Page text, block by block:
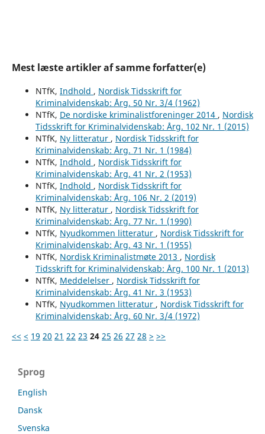
Mest læste artikler af samme forfatter(e)
NTfK, Indhold , Nordisk Tidsskrift for
Kriminalvidenskab: Årg. 50 Nr. 3/4 (1962)
NTfK, De nordiske kriminalistforeninger 2014 , Nordisk
Tidsskrift for Kriminalvidenskab: Årg. 102 Nr. 1 (2015)
NTfK, Ny litteratur , Nordisk Tidsskrift for
Kriminalvidenskab: Årg. 71 Nr. 1 (1984)
NTfK, Indhold , Nordisk Tidsskrift for
Kriminalvidenskab: Årg. 41 Nr. 2 (1953)
NTfK, Indhold , Nordisk Tidsskrift for
Kriminalvidenskab: Årg. 106 Nr. 2 (2019)
NTfK, Ny litteratur , Nordisk Tidsskrift for
Kriminalvidenskab: Årg. 77 Nr. 1 (1990)
NTfK, Nyudkommen litteratur , Nordisk Tidsskrift for
Kriminalvidenskab: Årg. 43 Nr. 1 (1955)
NTfK, Nordisk Kriminalistmøte 2013 , Nordisk
Tidsskrift for Kriminalvidenskab: Årg. 100 Nr. 1 (2013)
NTfK, Meddelelser , Nordisk Tidsskrift for
Kriminalvidenskab: Årg. 41 Nr. 3 (1953)
NTfK, Nyudkommen litteratur , Nordisk Tidsskrift for
Kriminalvidenskab: Årg. 60 Nr. 3/4 (1972)
<< < 19 20 21 22 23 24 25 26 27 28 > >>
Sprog
English
Dansk
Svenska